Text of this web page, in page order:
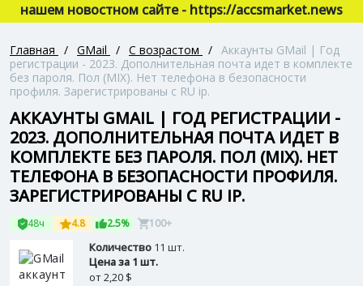
нашем новостном сайте - https://accsmarket.news
Главная / GMail / С возрастом / Аккаунты GMail | Год
регистрации - 2023. Дополнительная почта идет в комплекте
без пароля. Пол (MIX). Нет телефона в безопасности
профиля. Зарегистрированы с RU ip.
АККАУНТЫ GMAIL | ГОД РЕГИСТРАЦИИ -
2023. ДОПОЛНИТЕЛЬНАЯ ПОЧТА ИДЕТ В
КОМПЛЕКТЕ БЕЗ ПАРОЛЯ. ПОЛ (MIX). НЕТ
ТЕЛЕФОНА В БЕЗОПАСНОСТИ ПРОФИЛЯ.
ЗАРЕГИСТРИРОВАНЫ С RU IP.
48ч 4.8 2.5% 100+
Количество 11 шт.
Цена за 1 шт.
от2,20 $